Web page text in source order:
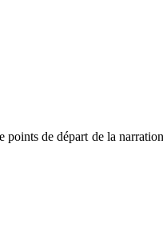
de départ de la